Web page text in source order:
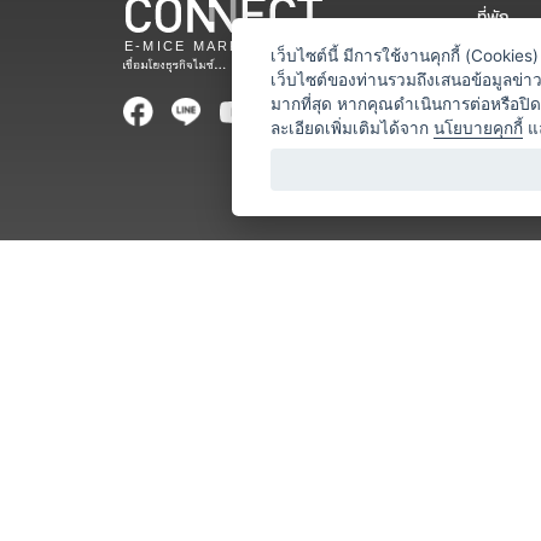
ที่พัก
สถานที่จั
ท่องเที่ย
ออแกไน
บริการส
เว็บไซต์นี้ มีการใช้งานคุกกี้
เว็บไซต์ของท่านรวมถึงเสนอข้อมูลข่
มากที่สุด หากคุณดำเนินการต่อหรือปิ
ละเอียดเพิ่มเติมได้จาก นโยบายคุกกี้ แ